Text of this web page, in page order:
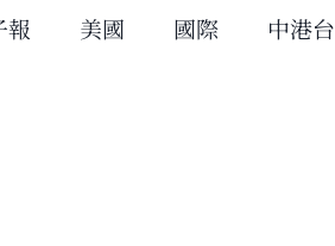
報 美國 國際 中港台